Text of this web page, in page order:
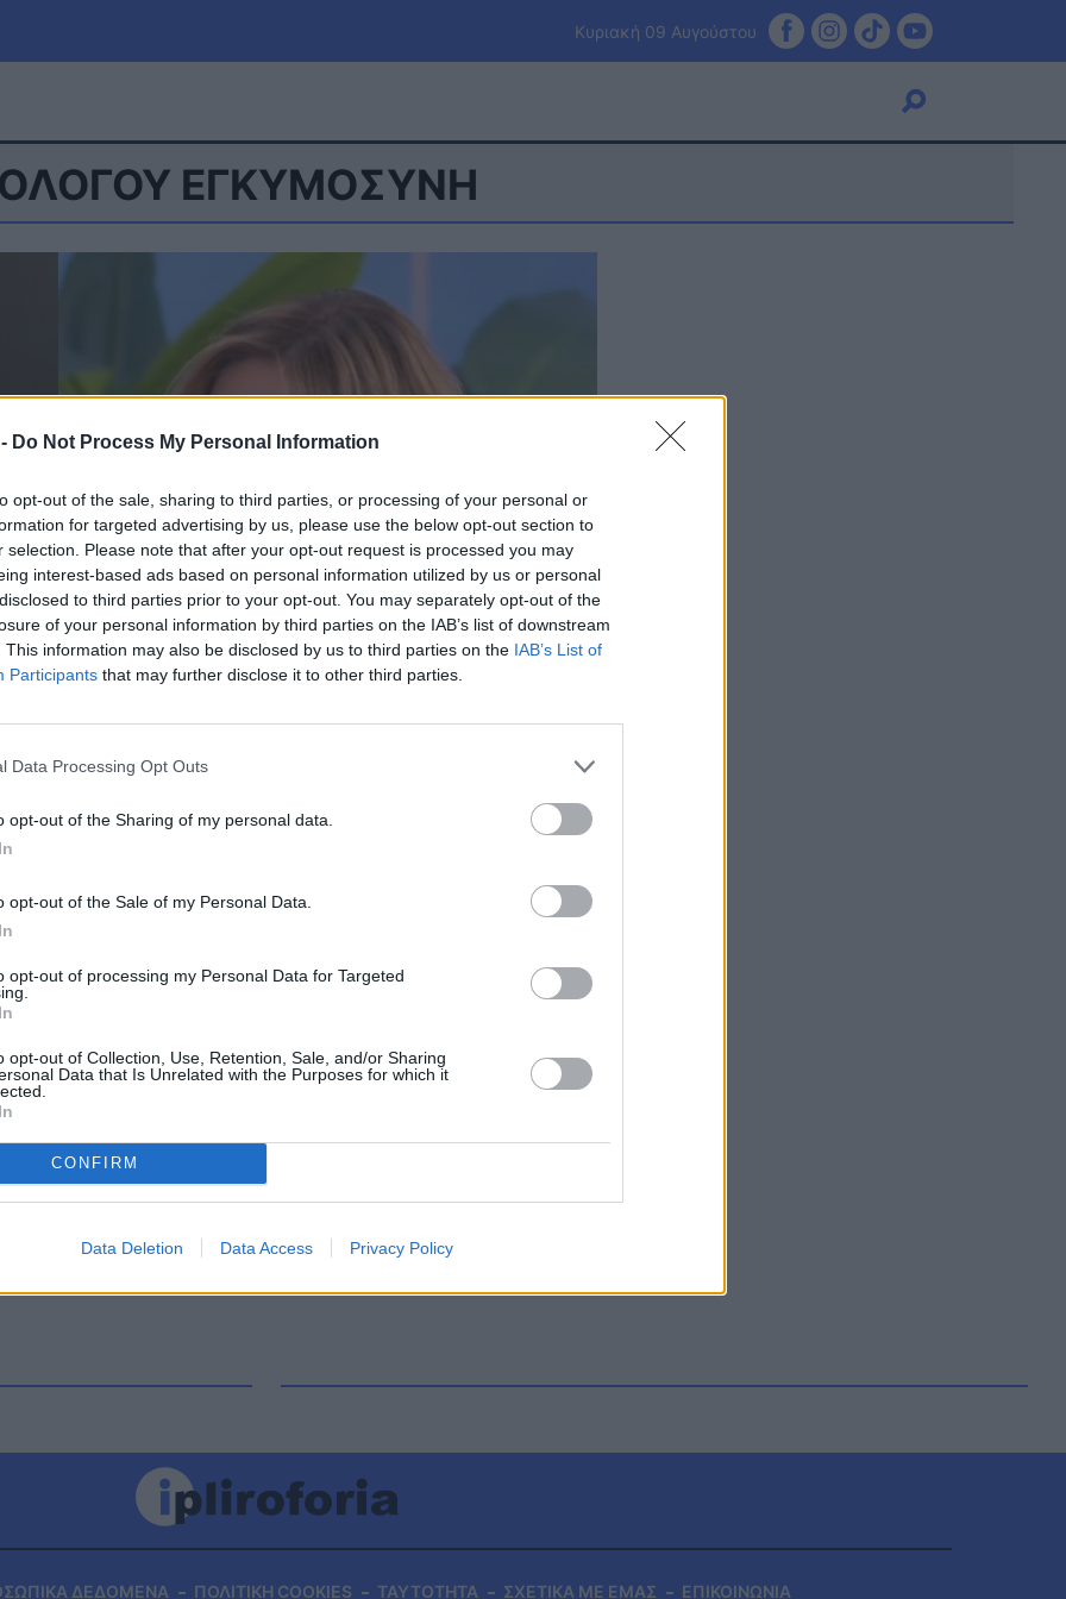
Do Not Process My Personal Information
opt-out of the sale, sharing to third parties, or processing of your personal or
for targeted advertising by us, please use the below opt-out section to
selection. Please note that after your opt-out request is processed you may
interest-based ads based on personal information utilized by us or personal
to third parties prior to your opt-out. You may separately opt-out of the
of your personal information by third parties on the IAB’s list of downstream
This information may also be disclosed by us to third parties on the IAB’s List of
Participants that may further disclose it to other third parties.
Data Processing Opt Outs
opt-out of the Sharing of my personal data.
opt-out of the Sale of my Personal Data.
opt-out of processing my Personal Data for Targeted
opt-out of Collection, Use, Retention, Sale, and/or Sharing
Data that Is Unrelated with the Purposes for which it
CONFIRM
Data Deletion Data Access Privacy Policy
Κυριακή 09 Αυγούστου
Πολιτική Τράπεζες
ΕΣΠΑ
Αθλητικά
Καιρός
ΕΓΚΥΜΟΣΥΝΗ
την απώλεια του παιδιού της:
ήταν κάτι που δεν το
βρέθηκε στον καναπέ της εκπομπής,
όλους και για όλα. Μεταξύ άλλων αναφέρθηκε
αλλά και στην εγκυμοσύνη που είχε στα 42
προσωπική της ζωή «Πάντα είχα την αίσθηση ότι
ΔΕΔΟΜΕΝΑ ΠΟΛΙΤΙΚΗ COOKIES ΤΑΥΤΟΤΗΤΑ ΣΧΕΤΙΚΑ ΜΕ ΕΜΑΣ ΕΠΙΚΟΙΝΩΝΙΑ